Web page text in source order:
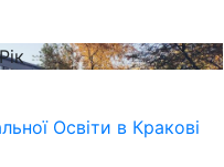
Освіти в Кракові